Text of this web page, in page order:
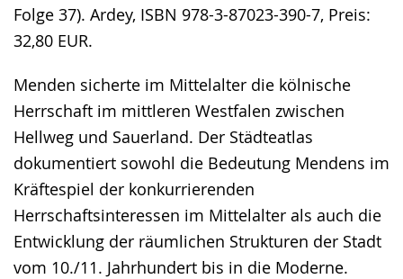
Folge 37). Ardey, ISBN 978-3-87023-390-7, Preis:
32,80 EUR.
Menden sicherte im Mittelalter die kölnische
Herrschaft im mittleren Westfalen zwischen
Hellweg und Sauerland. Der Städteatlas
dokumentiert sowohl die Bedeutung Mendens im
Kräftespiel der konkurrierenden
Herrschaftsinteressen im Mittelalter als auch die
Entwicklung der räumlichen Strukturen der Stadt
vom 10./11. Jahrhundert bis in die Moderne.